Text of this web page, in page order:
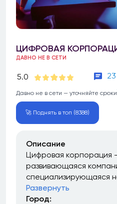
ЦИФРОВАЯ
ДАВНО НЕ В СЕТИ
5.0
Давно не в сети — уточняйте сроки
🚀 Поднять в топ (8388)
Описание
Цифровая корпорация
развивающаяся
специализирующаяся
Развернуть
Город: